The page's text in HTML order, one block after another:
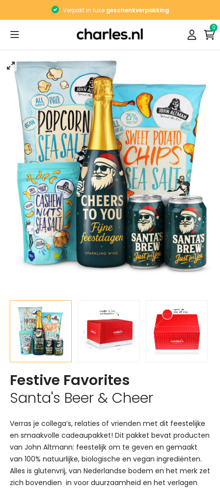
Verpakt in luxe geschenkverpakking
0
Festive Favorites
Santa's Beer & Cheer
Verras je collega’s, relaties of vrienden met dit feestelijke
en smaakvolle cadeaupakket! Dit pakket bevat producten
van John Altmann: feestelijk om te geven en gemaakt
van 100% natuurlijke, biologische en vegan ingrediënten.
Alles is glutenvrij, van Nederlandse bodem en het merk zet
zich bovendien in voor duurzaamheid en het verlagen